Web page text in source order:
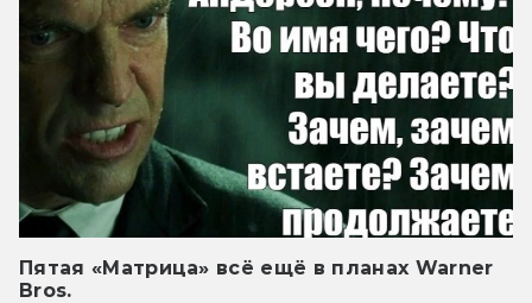
Пятая «Матрица» всё ещё в планах Warner
Bros.